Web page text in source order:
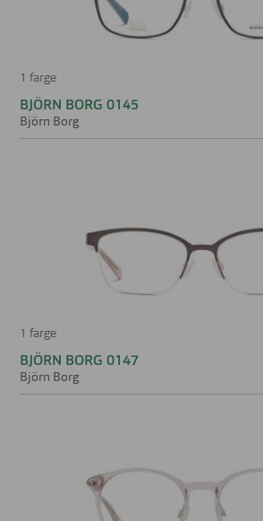
1 farge
BJÖRN BORG 0145
Björn Borg
1 farge
BJÖRN BORG 0147
Björn Borg